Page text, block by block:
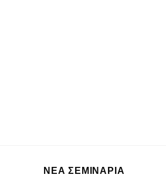
ΝΈΑ ΣΕΜΙΝΆΡΙΑ